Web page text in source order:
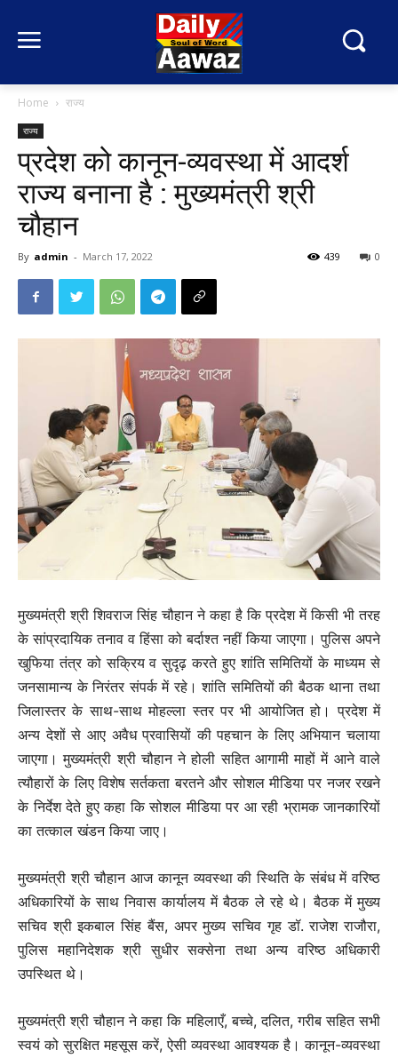
Home राज्य
राज्य
प्रदेश को कानून-व्यवस्था में आदर्श
राज्य बनाना है : मुख्यमंत्री श्री
चौहान
By admin - March 17, 2022 0
439
मुख्यमंत्री श्री शिवराज सिंह चौहान ने कहा है कि प्रदेश में किसी भी तरह
के सांप्रदायिक तनाव व हिंसा को बर्दाश्त नहीं किया जाएगा। पुलिस अपने
खुफिया तंत्र को सक्रिय व सुदृढ़ करते हुए शांति समितियों के माध्यम से
जनसामान्य के निरंतर संपर्क में रहे। शांति समितियों की बैठक थाना तथा
जिलास्तर के साथ-साथ मोहल्ला स्तर पर भी आयोजित हो। प्रदेश में
अन्य देशों से आए अवैध प्रवासियों की पहचान के लिए अभियान चलाया
जाएगा। मुख्यमंत्री श्री चौहान ने होली सहित आगामी माहों में आने वाले
त्यौहारों के लिए विशेष सर्तकता बरतने और सोशल मीडिया पर नजर रखने
के निर्देश देते हुए कहा कि सोशल मीडिया पर आ रही भ्रामक जानकारियों
का तत्काल खंडन किया जाए।
मुख्यमंत्री श्री चौहान आज कानून व्यवस्था की स्थिति के संबंध में वरिष्ठ
अधिकारियों के साथ निवास कार्यालय में बैठक ले रहे थे। बैठक में मुख्य
सचिव श्री इकबाल सिंह बैंस, अपर मुख्य सचिव गृह डॉ. राजेश राजौरा,
पुलिस महानिदेशक श्री सुधीर सक्सेना तथा अन्य वरिष्ठ अधिकारी
उपस्थित थे।
मुख्यमंत्री श्री चौहान ने कहा कि महिलाएँ, बच्चे, दलित, गरीब सहित सभी
स्वयं को सुरक्षित महसूस करें, ऐसी व्यवस्था आवश्यक है। कानून-व्यवस्था